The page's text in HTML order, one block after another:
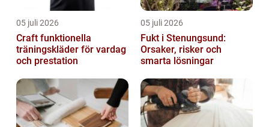
05 juli 2026
Craft funktionella
träningskläder för vardag
och prestation
05 juli 2026
Fukt i Stenungsund:
Orsaker, risker och
smarta lösningar